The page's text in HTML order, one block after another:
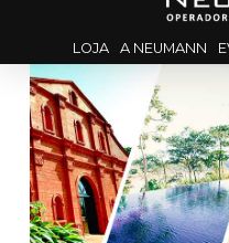
LOJA A NEUMANN